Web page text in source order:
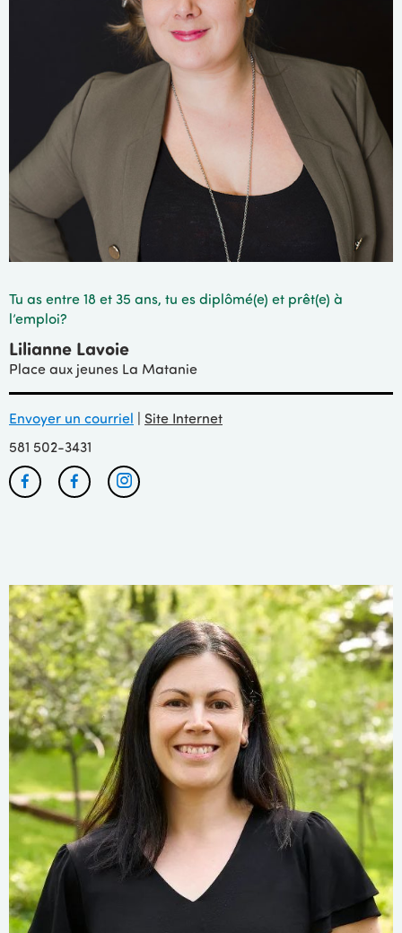
Tu as entre 18 et 35 ans, tu es diplômé(e) et prêt(e) à
l’emploi?
Lilianne Lavoie
Place aux jeunes La Matanie
Envoyer un courriel
Site Internet
581 502-3431
Facebook
PAJ
Facebook
Rézo
Instagram
PAJ